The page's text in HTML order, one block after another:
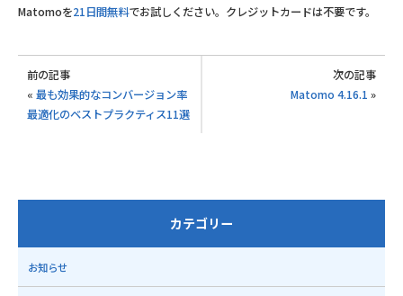
Matomoを21日間無料でお試しください。クレジットカードは不要です。
前の記事
« 最も効果的なコンバージョン率
最適化のベストプラクティス11選
次の記事
Matomo 4.16.1 »
カテゴリー
お知らせ